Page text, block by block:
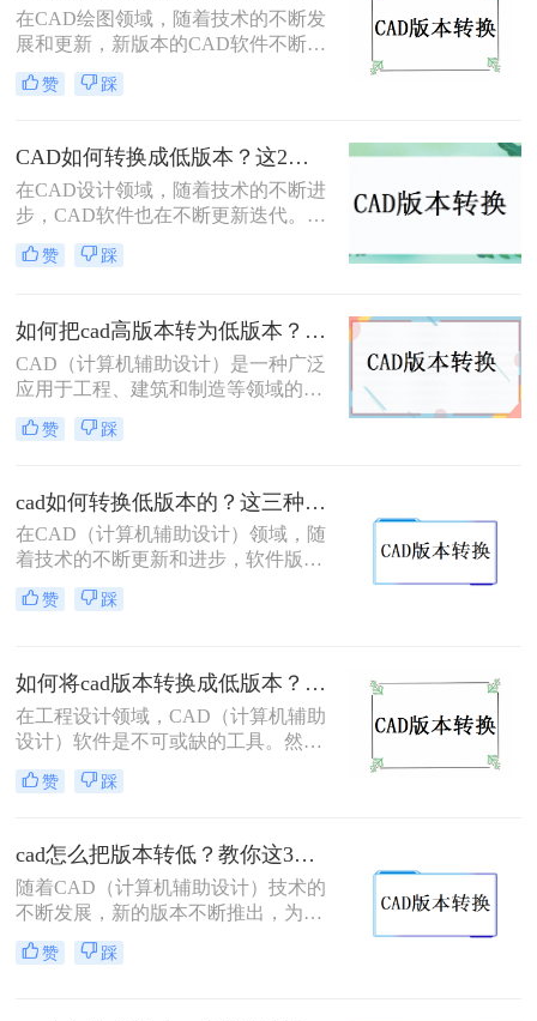
兼容的问题。那么，cad图纸版本太高
如何转换呢？本文将为您介绍几种实
在CAD绘图领域，随着技术的不断发
展和更新，新版本的CAD软件不断涌
现，它们带来了更为丰富的功能和更
高的绘图效率。然而，在实际工作
高版本的CAD文件转换为低版本，以
便在旧版本的CAD软件中打开和编
辑。那么CAD高版本转低版本怎么转
呢？本文将详细介绍CAD高版本转低
版本的转换方法，帮助您轻松应对这
一需求。
赞 踩
CAD如何转换成低版本？这2个方法一定要学会！
在CAD设计领域，随着技术的不断进
步，CAD软件也在不断更新迭代。然
而，在实际工作中，我们经常会遇到
需要在不同版本的CAD软件之间转换
备或系统上，只能运行低版本的CAD
软件。因此，将高版本的CAD文件转
换成低版本成为了一个常见的需求。
本文将详细介绍CAD如何转换成低版
本，帮助您轻松应对这一挑战。
赞 踩
如何把cad高版本转为低版本？学会这两个方法就够了！
CAD（计算机辅助设计）是一种广泛
应用于工程、建筑和制造等领域的设
计软件。在使用CAD软件时，有时候
我们需要将高版本的CAD文件转换为
本CAD软件的人进行共享和协作。那
么如何把CAD高版本转为低版本呢？
本文将介绍两种简单的方法，帮助你
将CAD高版本文件转为低版本文件。
赞 踩
cad如何转换低版本的？这三种办法帮你轻松解决！
在CAD（计算机辅助设计）领域，随
着技术的不断更新和进步，软件版本
也日新月异。但在实际应用中，有时
我们需要将高版本的CAD文件转换为
的呢？下面将为您介绍三种实用的方
法，帮助您轻松实现CAD文件的低版
本转换。
赞 踩
如何将cad版本转换成低版本？试试这三种方法吧！
在工程设计领域，CAD（计算机辅助
设计）软件是不可或缺的工具。然
而，随着技术的不断进步，CAD软件
版本不断更新，有时我们需要将高版
旧版本的软件或不同的环境中打开和
编辑。那么如何将cad版本转换成低版
本呢？本文将为您介绍三种将CAD版
本转换成低版本的实用方法，帮助您
解决版本不兼容的问题。
赞 踩
cad怎么把版本转低？教你这3种简单的转换方法！
随着CAD（计算机辅助设计）技术的
不断发展，新的版本不断推出，为用
户提供了更多功能和优化。然而，有
时我们需要将高版本的CAD文件转换
赞 踩